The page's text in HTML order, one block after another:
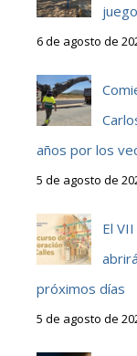
6 de agosto de
años por los
5 de agosto de
El
próximos días
5 de agosto de